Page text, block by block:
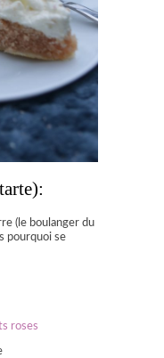
(le boulanger du
pourquoi se
roses